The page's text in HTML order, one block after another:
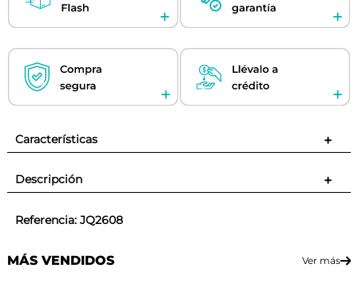
Características +
Descripción +
Referencia: JQ2608
MÁS VENDIDOS Ver más